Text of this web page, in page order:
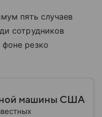
пять случаев
сотрудников
резко
машины США